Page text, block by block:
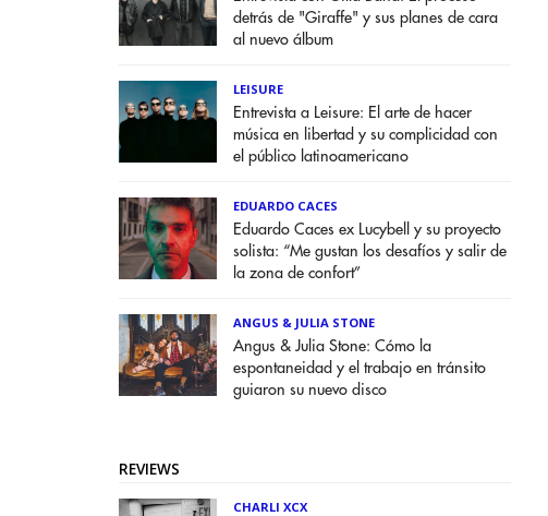
detrás de "Giraffe" y sus planes de cara
al nuevo álbum
LEISURE
Entrevista a Leisure: El arte de hacer
música en libertad y su complicidad con
el público latinoamericano
EDUARDO CACES
Eduardo Caces ex Lucybell y su proyecto
solista: “Me gustan los desafíos y salir de
la zona de confort”
ANGUS & JULIA STONE
Angus & Julia Stone: Cómo la
espontaneidad y el trabajo en tránsito
guiaron su nuevo disco
REVIEWS
CHARLI XCX